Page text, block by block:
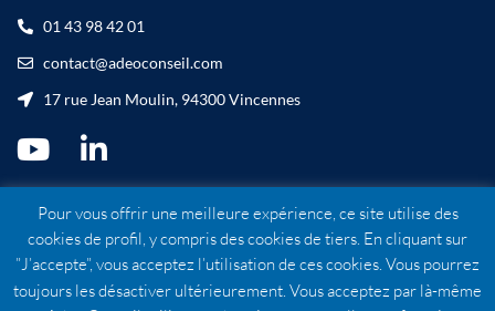
01 43 98 42 01
contact@adeoconseil.com
17 rue Jean Moulin, 94300 Vincennes
Mentions légales
CGU
Pour vous offrir une meilleure expérience, ce site utilise des
cookies de profil, y compris des cookies de tiers. En cliquant sur
”J’accepte”, vous acceptez l’utilisation de ces cookies. Vous pourrez
toujours les désactiver ultérieurement. Vous acceptez par là-même